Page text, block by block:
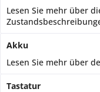
Lesen Sie mehr über
Akku
Lesen Sie mehr über
Tastatur